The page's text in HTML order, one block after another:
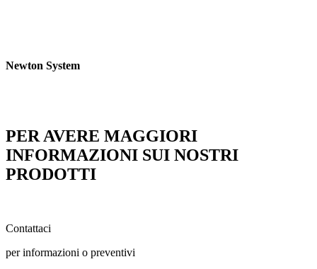
Newton System
PER AVERE MAGGIORI
INFORMAZIONI SUI NOSTRI
PRODOTTI
Contattaci
per informazioni o preventivi